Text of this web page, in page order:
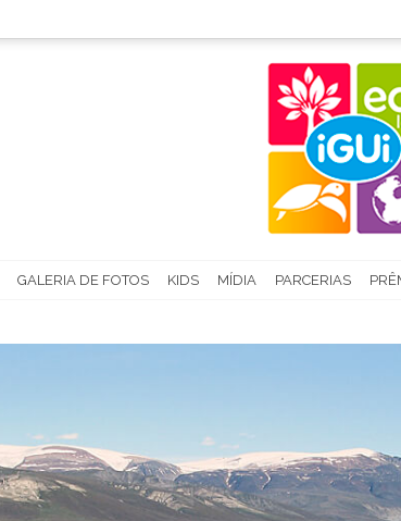
GALERIA DE FOTOS KIDS MÍDIA PARCERIAS